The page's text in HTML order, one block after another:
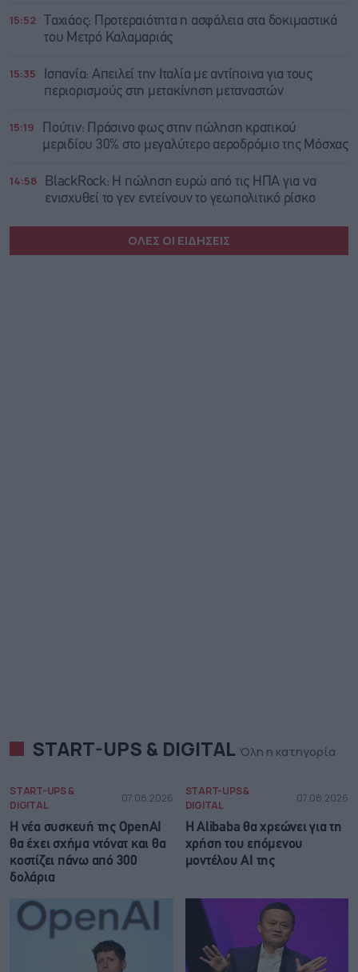
15:52
Ταχιάος: Προτεραιότητα η ασφάλεια στα δοκιμαστικά
του Μετρό Καλαμαριάς
15:35
Ισπανία: Απειλεί την Ιταλία με αντίποινα για τους
περιορισμούς στη μετακίνηση μεταναστών
15:19
Πούτιν: Πράσινο φως στην πώληση κρατικού
μεριδίου 30% στο μεγαλύτερο αεροδρόμιο της Μόσχας
14:58
BlackRock: Η πώληση ευρώ από τις ΗΠΑ για να
ενισχυθεί το γεν εντείνουν το γεωπολιτικό ρίσκο
ΟΛΕΣ ΟΙ ΕΙΔΗΣΕΙΣ
START-UPS & DIGITAL Όλη η κατηγορία
START-UPS &
DIGITAL
07.08.2026
Η νέα συσκευή της OpenAI
θα έχει σχήμα ντόνατ και θα
κοστίζει πάνω από 300
δολάρια
START-UPS &
DIGITAL
07.08.2026
Η Alibaba θα χρεώνει για τη
χρήση του επόμενου
μοντέλου AI της